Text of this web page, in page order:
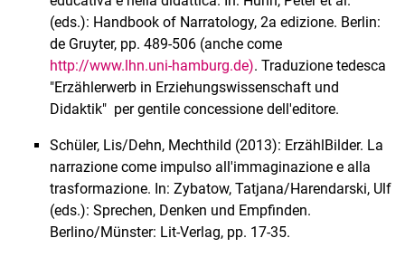
(eds.): Handbook of Narratology, 2a edizione. Berlin:
de Gruyter, pp. 489-506 (anche come
http://www.lhn.uni-hamburg.de). Traduzione tedesca
"Erzählerwerb in Erziehungswissenschaft und
Didaktik" per gentile concessione dell'editore.
Schüler, Lis/Dehn, Mechthild (2013): ErzählBilder. La
narrazione come impulso all'immaginazione e alla
trasformazione. In: Zybatow, Tatjana/Harendarski, Ulf
(eds.): Sprechen, Denken und Empfinden.
Berlino/Münster: Lit-Verlag, pp. 17-35.